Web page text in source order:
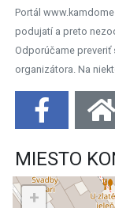
Portál
podujatí a preto
Odporúčame preveriť
organizátora. Na
MIESTO
+